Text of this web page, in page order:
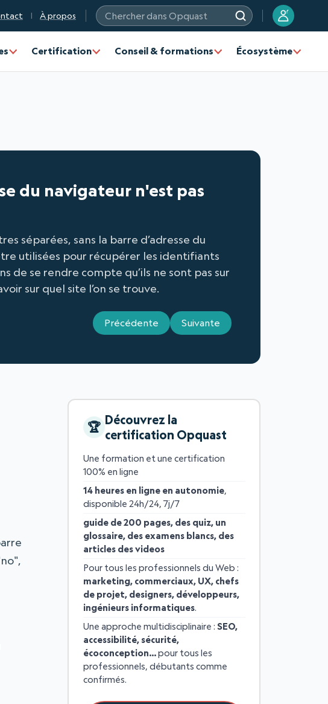
À propos
Chercher dans Opquast
?
Certification Conseil & formations Écosystème
du navigateur n'est pas
séparées, sans la barre d’adresse du
utilisées pour récupérer les identifiants
de se rendre compte qu’ils ne sont pas sur
sur quel site l’on se trouve.
Précédente Suivante
Découvrez la
certification Opquast
Une formation et une certification
100% en ligne
14 heures en ligne en autonomie,
disponible 24h/24, 7j/7
guide de 200 pages, des quiz, un
glossaire, des examens blancs, des
articles des videos
Pour tous les professionnels du Web :
marketing, commerciaux, UX, chefs
de projet, designers, développeurs,
ingénieurs informatiques.
Une approche multidisciplinaire : SEO,
accessibilité, sécurité,
écoconception…pour tous les
professionnels, débutants comme
confirmés.